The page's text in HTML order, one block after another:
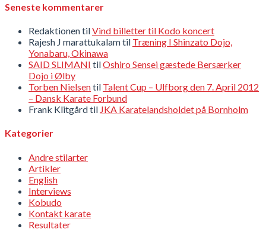
Seneste kommentarer
RedaktionentilVind billetter til Kodo koncert
Rajesh J marattukalamtil Træning I Shinzato Dojo,
Yonabaru, Okinawa
SAID SLIMANI tilOshiro Sensei gæstede Bersærker
Dojo i Ølby
Torben Nielsentil Talent Cup – Ulfborg den 7. April 2012
– Dansk Karate Forbund
Frank Klitgårdtil JKA Karatelandsholdet på Bornholm
Kategorier
Andre stilarter
Artikler
English
Interviews
Kobudo
Kontakt karate
Resultater